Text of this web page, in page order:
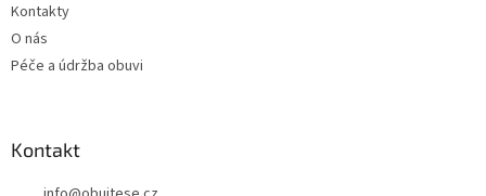
Kontakty
O nás
Péče a údržba obuvi
Kontakt